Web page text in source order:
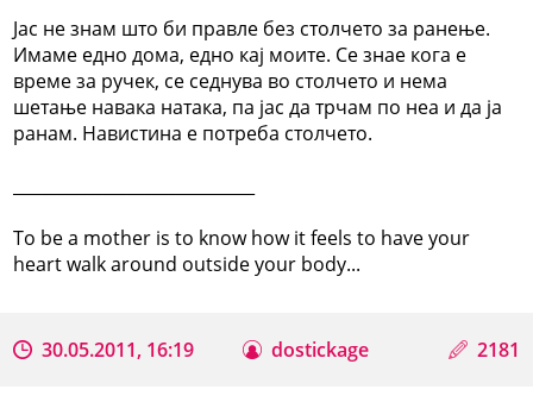
Јас не знам што би правле без столчето за ранење.
Имаме едно дома, едно кај моите. Се знае кога е
време за ручек, се седнува во столчето и нема
шетање навака натака, па јас да трчам по неа и да ја
ранам. Навистина е потреба столчето.
To be a mother is to know how it feels to have your
heart walk around outside your body...
30.05.2011, 16:19 dostickage 2181